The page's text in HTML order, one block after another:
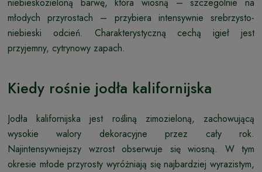
niebieskozieloną barwę, która wiosną – szczególnie na
młodych przyrostach – przybiera intensywnie srebrzysto-
niebieski odcień. Charakterystyczną cechą igieł jest
przyjemny, cytrynowy zapach.
Kiedy rośnie jodła kalifornijska
Jodła kalifornijska jest rośliną zimozieloną, zachowującą
wysokie walory dekoracyjne przez cały rok.
Najintensywniejszy wzrost obserwuje się wiosną. W tym
okresie młode przyrosty wyróżniają się najbardziej wyrazistym,